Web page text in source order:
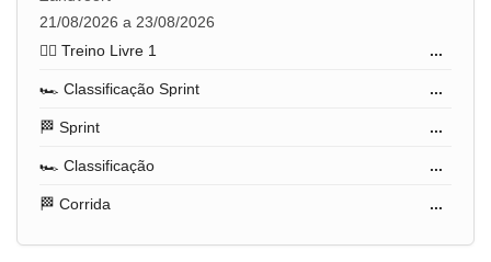
21/08/2026 a 23/08/2026
🏋️‍♂️ Treino Livre 1
...
🏎️ Classificação Sprint ...
🏁 Sprint ...
🏎️ Classificação ...
🏁 Corrida ...